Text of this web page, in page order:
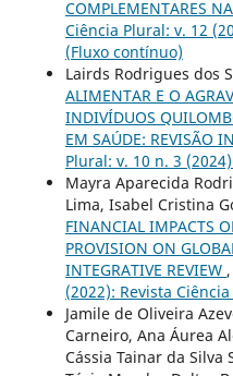
COMPLEMENTARES
Ciência Plural: v. 12
(Fluxo contínuo)
Lairds Rodrigues dos
ALIMENTAR E O
INDIVÍDUOS
EM SAÚDE: REVISÃO
Plural: v. 10 n. 3
Mayra Aparecida
Lima, Isabel Cristina
FINANCIAL IMPACTS
PROVISION ON
INTEGRATIVE REVIEW ,
(2022): Revista
Jamile de Oliveira
Carneiro, Ana Áurea
Cássia Tainar da Silva